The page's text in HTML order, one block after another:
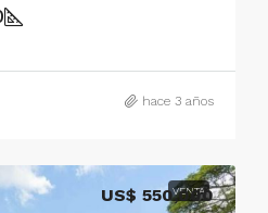
hace 3 años
VENTA
US$ 550,000